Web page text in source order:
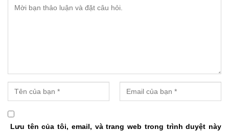
Lưu tên của tôi, email, và trang web trong trình duyệt này